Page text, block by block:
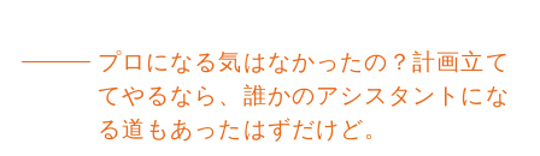
プロになる気はなかったの？計画立て
てやるなら、誰かのアシスタントにな
る道もあったはずだけど。